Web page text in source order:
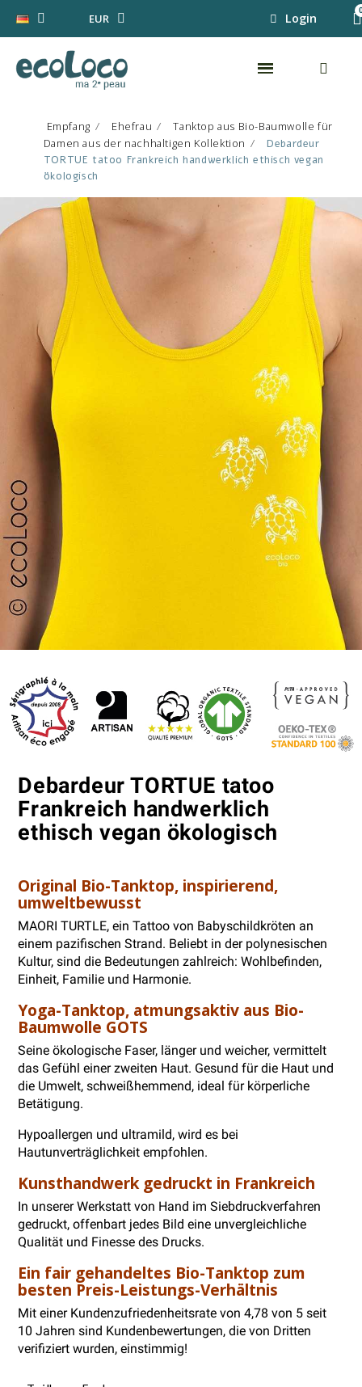
EUR Login
Empfang Ehefrau
Tanktop aus Bio-Baumwolle für
Damen aus der nachhaltigen Kollektion
Debardeur
TORTUE tatoo Frankreich handwerklich ethisch vegan
ökologisch
Debardeur TORTUE tatoo
Frankreich handwerklich
ethisch vegan ökologisch
Original Bio-Tanktop, inspirierend,
umweltbewusst
MAORI TURTLE, ein Tattoo von Babyschildkröten an
einem pazifischen Strand. Beliebt in der polynesischen
Kultur, sind die Bedeutungen zahlreich: Wohlbefinden,
Einheit, Familie und Harmonie.
Yoga-Tanktop, atmungsaktiv aus Bio-
Baumwolle GOTS
Seine ökologische Faser, länger und weicher, vermittelt
das Gefühl einer zweiten Haut. Gesund für die Haut und
die Umwelt, schweißhemmend, ideal für körperliche
Betätigung.
Hypoallergen und ultramild, wird es bei
Hautunverträglichkeit empfohlen.
Kunsthandwerk gedruckt in Frankreich
In unserer Werkstatt von Hand im Siebdruckverfahren
gedruckt, offenbart jedes Bild eine unvergleichliche
Qualität und Finesse des Drucks.
Ein fair gehandeltes Bio-Tanktop zum
besten Preis-Leistungs-Verhältnis
Mit einer Kundenzufriedenheitsrate von 4,78 von 5 seit
10 Jahren sind Kundenbewertungen, die von Dritten
verifiziert wurden, einstimmig!